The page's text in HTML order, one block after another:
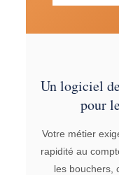
Un logiciel
pour
Votre métier
rapidité au
les bouchers,